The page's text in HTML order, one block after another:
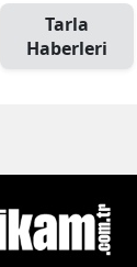
Tarla
Haberleri